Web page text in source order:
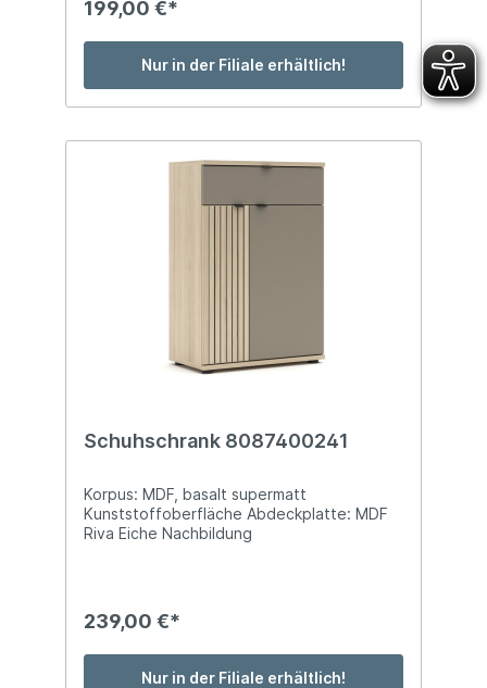
199,00 €*
Nur in der Filiale erhältlich!
Schuhschrank 8087400241
Korpus: MDF, basalt supermatt
Kunststoffoberfläche Abdeckplatte: MDF
Riva Eiche Nachbildung
Kunststoffoberfläche Griffe: Metall
schwarz matt Füße: Kunststoffgleiter BTH:
ca. 70 x 38 x 103 cm mit 2 Holztüren
(Softclose), 1 Schubfach (Selbsteinzug)
239,00 €*
Nur in der Filiale erhältlich!